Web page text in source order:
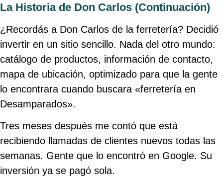
La Historia de Don Carlos (Continuación)
¿Recordás a Don Carlos de la ferretería? Decidió
invertir en un sitio sencillo. Nada del otro mundo:
catálogo de productos, información de contacto,
mapa de ubicación, optimizado para que la gente
lo encontrara cuando buscara «ferretería en
Desamparados».
Tres meses después me contó que está
recibiendo llamadas de clientes nuevos todas las
semanas. Gente que lo encontró en Google. Su
inversión ya se pagó sola.